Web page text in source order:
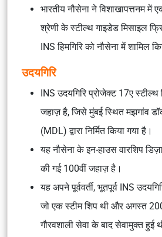
भारतीय नौसेना ने विशाखापत्तनम में
श्रेणी के स्टील्थ गाइडेड मिसाइल
INS हिमगिरि को नौसेना में शामिल
उदयगिरि
INS उदयगिरि प्रोजेक्ट 17ए
जहाज़ है, जिसे मुंबई स्थित मझगांव
(MDL) द्वारा निर्मित किया गया है।
यह नौसेना के इन-हाउस वारशिप
की गई 100वीं जहाज़ है।
यह अपने पूर्ववर्ती, भूतपूर्व INS
जो एक स्टीम शिप थी और अगस्त
गौरवशाली सेवा के बाद सेवामुक्त हुई